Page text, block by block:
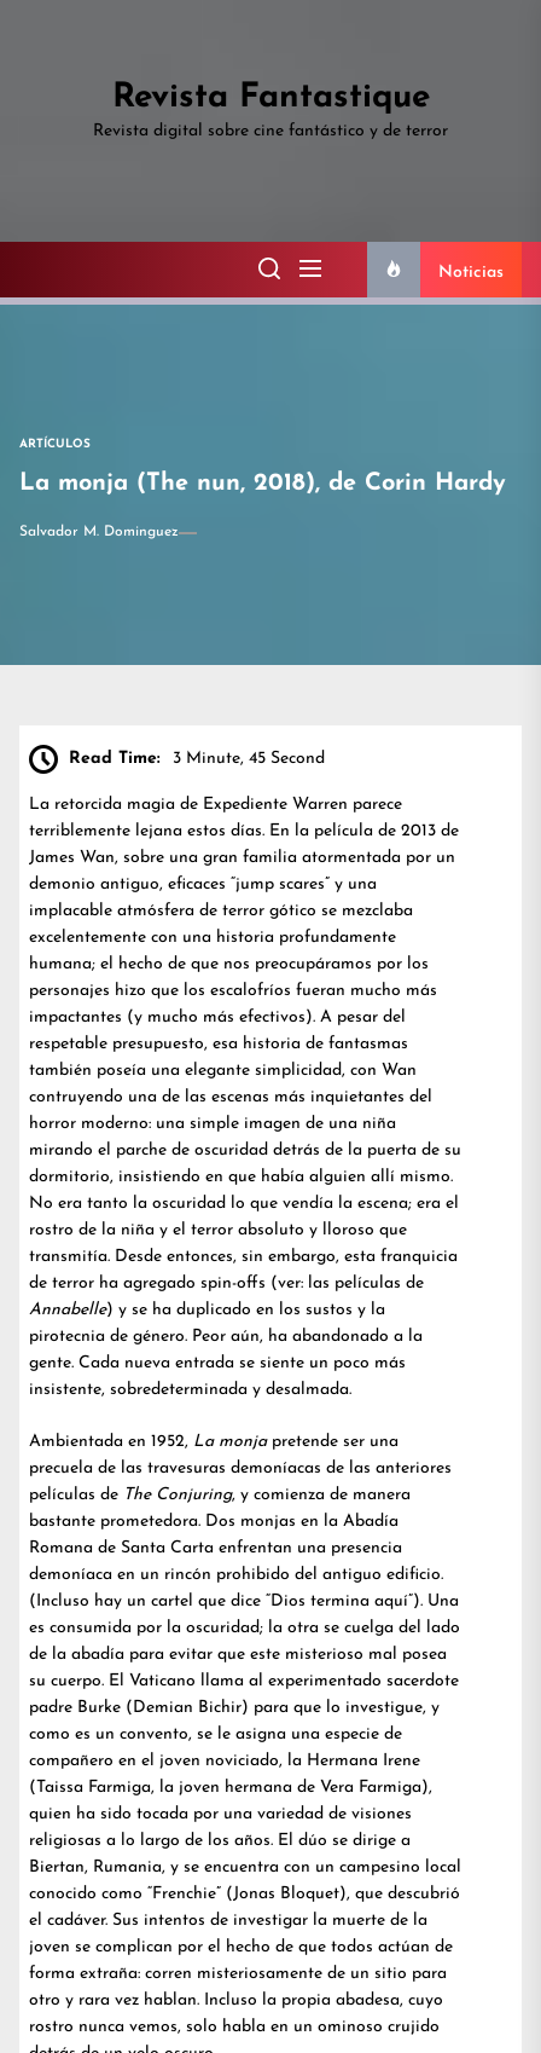
Revista Fantastique
Revista digital sobre cine fantástico y de terror
Noticias
ARTÍCULOS
La monja (The nun, 2018), de Corin Hardy
Salvador M. Dominguez
Read Time: 3 Minute, 45 Second
La retorcida magia de Expediente Warren parece
terriblemente lejana estos días. En la película de 2013 de
James Wan, sobre una gran familia atormentada por un
demonio antiguo, eficaces “jump scares” y una
implacable atmósfera de terror gótico se mezclaba
excelentemente con una historia profundamente
humana; el hecho de que nos preocupáramos por los
personajes hizo que los escalofríos fueran mucho más
impactantes (y mucho más efectivos). A pesar del
respetable presupuesto, esa historia de fantasmas
también poseía una elegante simplicidad, con Wan
contruyendo una de las escenas más inquietantes del
horror moderno: una simple imagen de una niña
mirando el parche de oscuridad detrás de la puerta de su
dormitorio, insistiendo en que había alguien allí mismo.
No era tanto la oscuridad lo que vendía la escena; era el
rostro de la niña y el terror absoluto y lloroso que
transmitía. Desde entonces, sin embargo, esta franquicia
de terror ha agregado spin-offs (ver: las películas de
Annabelle) y se ha duplicado en los sustos y la
pirotecnia de género. Peor aún, ha abandonado a la
gente. Cada nueva entrada se siente un poco más
insistente, sobredeterminada y desalmada.
Ambientada en 1952, La monjapretende ser una
precuela de las travesuras demoníacas de las anteriores
películas de The Conjuring, y comienza de manera
bastante prometedora. Dos monjas en la Abadía
Romana de Santa Carta enfrentan una presencia
demoníaca en un rincón prohibido del antiguo edificio.
(Incluso hay un cartel que dice “Dios termina aquí”). Una
es consumida por la oscuridad; la otra se cuelga del lado
de la abadía para evitar que este misterioso mal posea
su cuerpo. El Vaticano llama al experimentado sacerdote
padre Burke (Demian Bichir) para que lo investigue, y
como es un convento, se le asigna una especie de
compañero en el joven noviciado, la Hermana Irene
(Taissa Farmiga, la joven hermana de Vera Farmiga),
quien ha sido tocada por una variedad de visiones
religiosas a lo largo de los años. El dúo se dirige a
Biertan, Rumania, y se encuentra con un campesino local
conocido como “Frenchie” (Jonas Bloquet), que descubrió
el cadáver. Sus intentos de investigar la muerte de la
joven se complican por el hecho de que todos actúan de
forma extraña: corren misteriosamente de un sitio para
otro y rara vez hablan. Incluso la propia abadesa, cuyo
rostro nunca vemos, solo habla en un ominoso crujido